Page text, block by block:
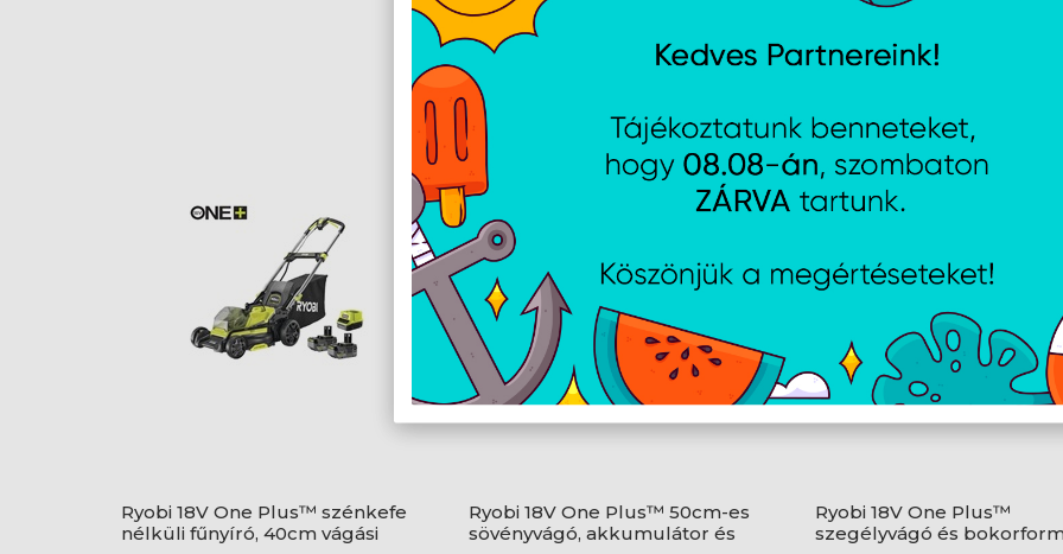
AJÁNLATUNKBÓL
Ryobi 18V One Plus™ szénkefe
nélküli fűnyíró, 40cm vágási
Ryobi 18V One Plus™ 50cm-es
sövényvágó, akkumulátor és
Ryobi 18V One Plus™
szegélyvágó és